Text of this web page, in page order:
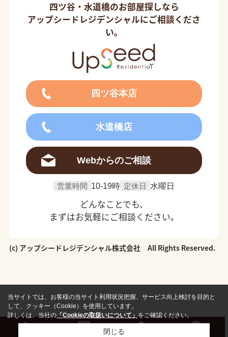
四ツ谷・水道橋のお部屋探しなら
アップシードレジデンシャルにご相談くださ
い。
四ツ谷本店
水道橋店
Webからのご相談
営業時間 10-19時 定休日 水曜日
どんなことでも、
まずはお気軽にご相談ください。
(c) アップシードレジデンシャル株式会社 All Rights Reserved.
当サイトでは、お客様の当サイト利用状況把握、サービス向上検討を目的と
して、クッキー（Cookie）を使用しています。
詳しくは、当社の「Cookieの取扱いについて」をご確認ください。
閉じる